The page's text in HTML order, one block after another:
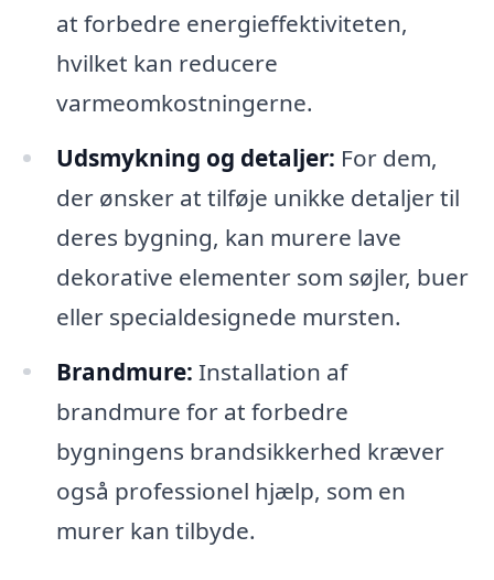
at forbedre energieffektiviteten,
hvilket kan reducere
varmeomkostningerne.
Udsmykning og detaljer: For dem,
der ønsker at tilføje unikke detaljer til
deres bygning, kan murere lave
dekorative elementer som søjler, buer
eller specialdesignede mursten.
Brandmure: Installation af
brandmure for at forbedre
bygningens brandsikkerhed kræver
også professionel hjælp, som en
murer kan tilbyde.